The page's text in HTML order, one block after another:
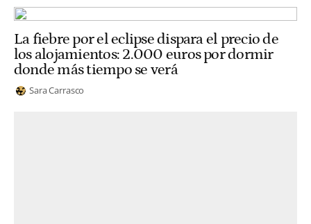
La fiebre por el eclipse dispara el precio de
los alojamientos: 2.000 euros por dormir
donde más tiempo se verá
Sara Carrasco